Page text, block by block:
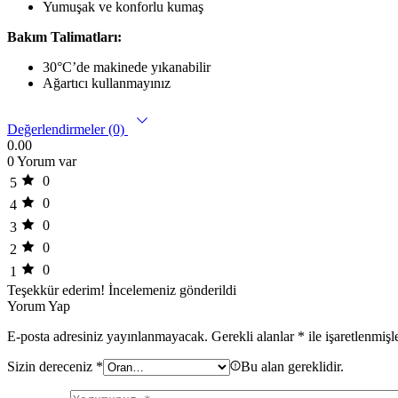
Yumuşak ve konforlu kumaş
Bakım Talimatları:
30°C’de makinede yıkanabilir
Ağartıcı kullanmayınız
Değerlendirmeler (0)
0.00
0 Yorum var
5
0
4
0
3
0
2
0
1
0
Teşekkür ederim! İncelemeniz gönderildi
Yorum Yap
E-posta adresiniz yayınlanmayacak. Gerekli alanlar * ile
Sizin dereceniz * Bu alan gereklidir.